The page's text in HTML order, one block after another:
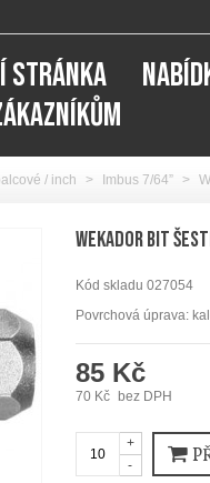
STRÁNKA
/ inch > Imbus 7/64” >
WEKADOR Bit
Kód skladu 027054
Povrchová úprava:
85 Kč
70 Kč bez DPH
-
+